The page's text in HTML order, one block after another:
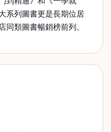
系列圖書更是長期位居
同類圖書暢銷榜前列。